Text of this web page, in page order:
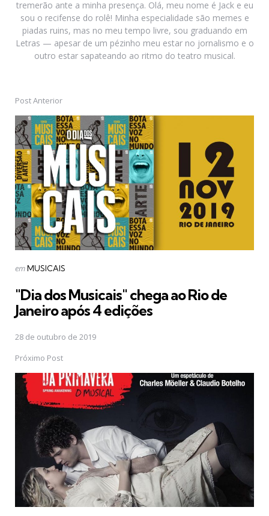
tremerão ante a minha presença. Olá, meu nome é Jack e eu
sou o recifense do rolê! Minha especialidade são memes e
piadas ruins, mas no meu tempo livre, sou graduando em
Letras — apesar de um pézinho meu estar no jornalismo e o
outro estar sapateando ao ritmo do teatro musical.
Post
navigation
Post Anterior
Postado
emMUSICAIS
"Dia dos Musicais" chega ao Rio de
Janeiro após 4 edições
28 de outubro de 2019
Próximo Post